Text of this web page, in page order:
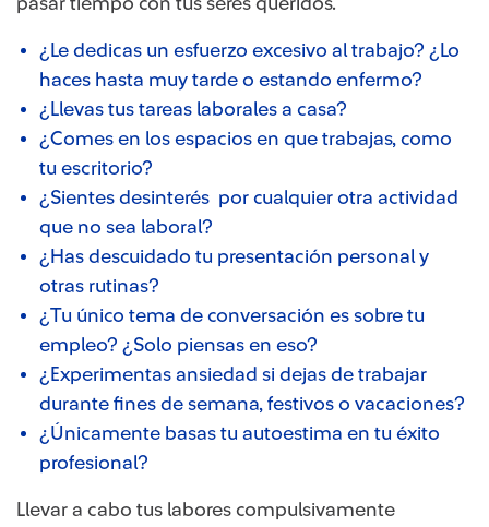
¿Le dedicas un esfuerzo excesivo al trabajo? ¿Lo
haces hasta muy tarde o estando enfermo?
¿Llevas tus tareas laborales a casa?
¿Comes en los espacios en que trabajas, como
tu escritorio?
¿Sientes desinterés por cualquier otra actividad
que no sea laboral?
¿Has descuidado tu presentación personal y
otras rutinas?
¿Tu único tema de conversación es sobre tu
empleo? ¿Solo piensas en eso?
¿Experimentas ansiedad si dejas de trabajar
durante fines de semana, festivos o vacaciones?
¿Únicamente basas tu autoestima en tu éxito
profesional?
Llevar a cabo tus labores compulsivamente